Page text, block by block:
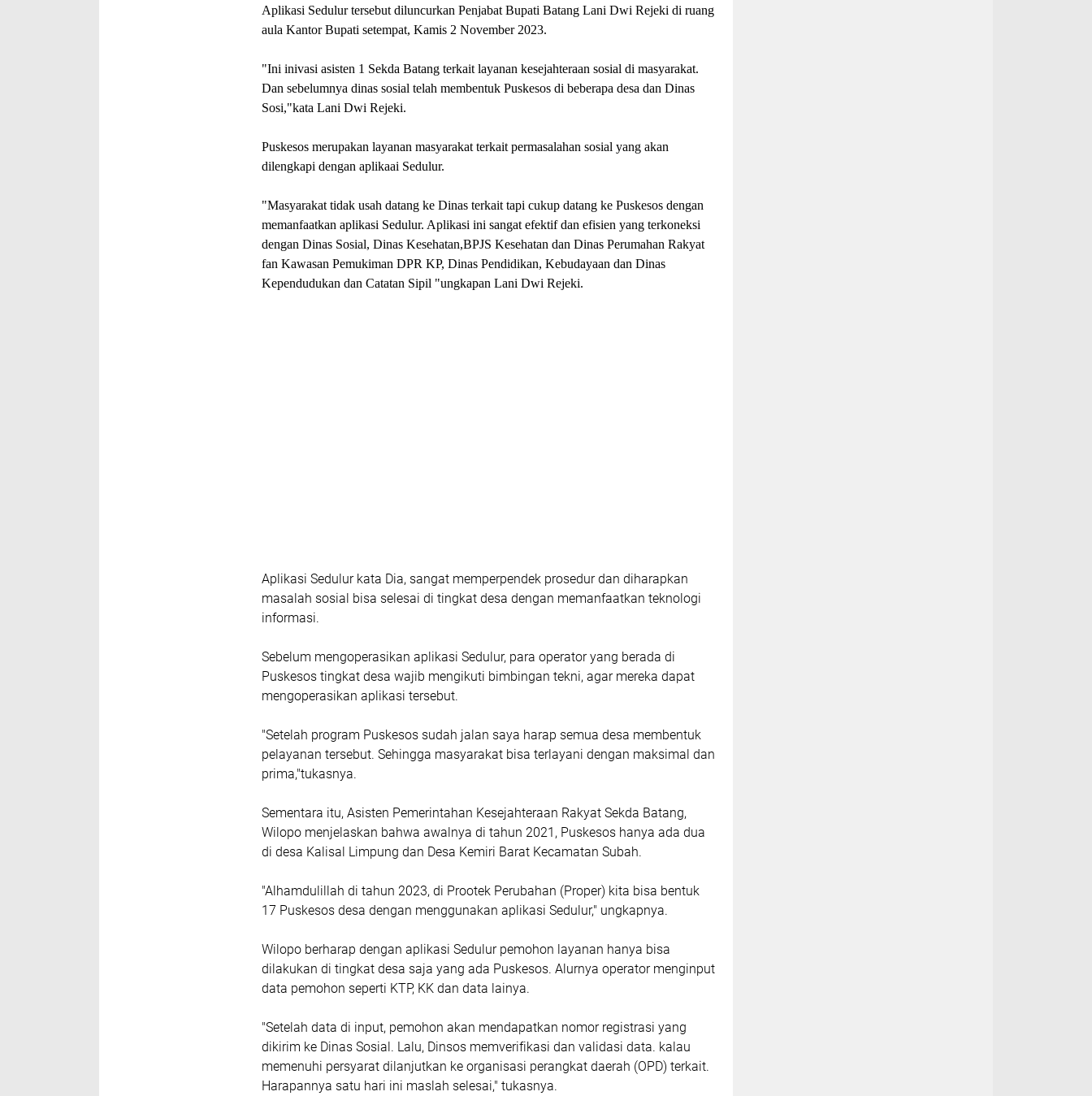
Aplikasi Sedulur tersebut diluncurkan Penjabat Bupati Batang Lani Dwi Rejeki di ruang
aula Kantor Bupati setempat, Kamis 2 November 2023.
"Ini inivasi asisten 1 Sekda Batang terkait layanan kesejahteraan sosial di masyarakat.
Dan sebelumnya dinas sosial telah membentuk Puskesos di beberapa desa dan Dinas
Sosi,"kata Lani Dwi Rejeki.
Puskesos merupakan layanan masyarakat terkait permasalahan sosial yang akan
dilengkapi dengan aplikaai Sedulur.
"Masyarakat tidak usah datang ke Dinas terkait tapi cukup datang ke Puskesos dengan
memanfaatkan aplikasi Sedulur. Aplikasi ini sangat efektif dan efisien yang terkoneksi
dengan Dinas Sosial, Dinas Kesehatan,BPJS Kesehatan dan Dinas Perumahan Rakyat
fan Kawasan Pemukiman DPR KP, Dinas Pendidikan, Kebudayaan dan Dinas
Kependudukan dan Catatan Sipil "ungkapan Lani Dwi Rejeki.
Aplikasi Sedulur kata Dia, sangat memperpendek prosedur dan diharapkan
masalah sosial bisa selesai di tingkat desa dengan memanfaatkan teknologi
informasi.
Sebelum mengoperasikan aplikasi Sedulur, para operator yang berada di
Puskesos tingkat desa wajib mengikuti bimbingan tekni, agar mereka dapat
mengoperasikan aplikasi tersebut.
"Setelah program Puskesos sudah jalan saya harap semua desa membentuk
pelayanan tersebut. Sehingga masyarakat bisa terlayani dengan maksimal dan
prima,"tukasnya.
Sementara itu, Asisten Pemerintahan Kesejahteraan Rakyat Sekda Batang,
Wilopo menjelaskan bahwa awalnya di tahun 2021, Puskesos hanya ada dua
di desa Kalisal Limpung dan Desa Kemiri Barat Kecamatan Subah.
"Alhamdulillah di tahun 2023, di Prootek Perubahan (Proper) kita bisa bentuk
17 Puskesos desa dengan menggunakan aplikasi Sedulur," ungkapnya.
Wilopo berharap dengan aplikasi Sedulur pemohon layanan hanya bisa
dilakukan di tingkat desa saja yang ada Puskesos. Alurnya operator menginput
data pemohon seperti KTP, KK dan data lainya.
"Setelah data di input, pemohon akan mendapatkan nomor registrasi yang
dikirim ke Dinas Sosial. Lalu, Dinsos memverifikasi dan validasi data. kalau
memenuhi persyarat dilanjutkan ke organisasi perangkat daerah (OPD) terkait.
Harapannya satu hari ini maslah selesai," tukasnya.